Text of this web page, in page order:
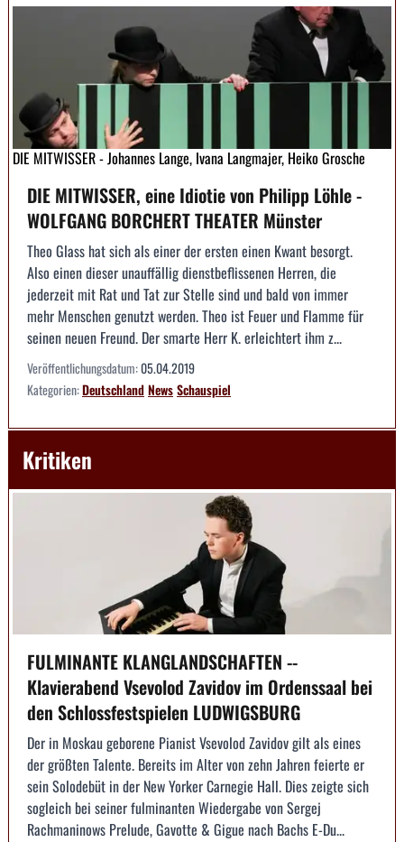
DIE MITWISSER - Johannes Lange, Ivana Langmajer, Heiko Grosche
DIE MITWISSER, eine Idiotie von Philipp Löhle -
WOLFGANG BORCHERT THEATER Münster
Theo Glass hat sich als einer der ersten einen Kwant besorgt.
Also einen dieser unauffällig dienstbeflissenen Herren, die
jederzeit mit Rat und Tat zur Stelle sind und bald von immer
mehr Menschen genutzt werden. Theo ist Feuer und Flamme für
seinen neuen Freund. Der smarte Herr K. erleichtert ihm z...
Veröffentlichungsdatum:05.04.2019
Kategorien:DeutschlandNewsSchauspiel
Kritiken
FULMINANTE KLANGLANDSCHAFTEN --
Klavierabend Vsevolod Zavidov im Ordenssaal bei
den Schlossfestspielen LUDWIGSBURG
Der in Moskau geborene Pianist Vsevolod Zavidov gilt als eines
der größten Talente. Bereits im Alter von zehn Jahren feierte er
sein Solodebüt in der New Yorker Carnegie Hall. Dies zeigte sich
sogleich bei seiner fulminanten Wiedergabe von Sergej
Rachmaninows Prelude, Gavotte & Gigue nach Bachs E-Du...